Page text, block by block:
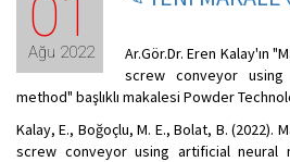
01
Ağu 2022
Ar.Gör.Dr. Eren Kalay'ın
screw conveyor
method" başlıklı makalesi Powder
Kalay, E., Boğoçlu, M. E., Bolat, B.
screw conveyor using artificial neural